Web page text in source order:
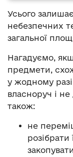
Усього
небезпечних
загальної
Нагадуємо,
предмети,
у жодному
власноруч і
також:
не